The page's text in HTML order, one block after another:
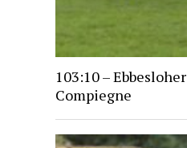
103:10 –
Compiegne